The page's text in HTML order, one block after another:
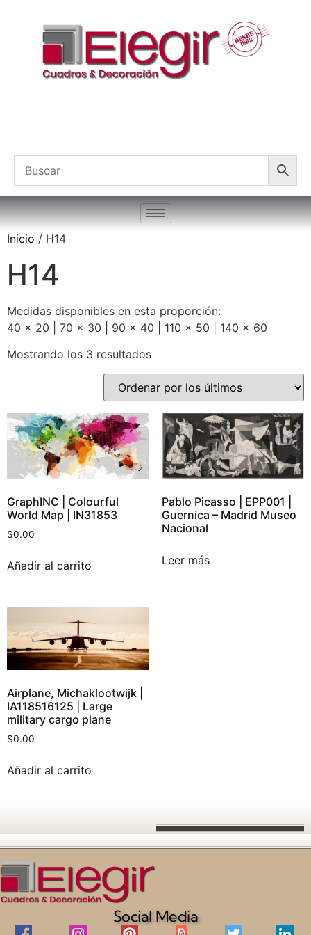
Inicio / H14
H14
Medidas disponibles en esta proporción:
40 x 20 | 70 x 30 | 90 x 40 | 110 x 50 | 140 x 60
Mostrando los 3 resultados
GraphINC | Colourful
World Map | IN31853
$0.00
Añadir al carrito
Pablo Picasso | EPP001 |
Guernica – Madrid Museo
Nacional
Leer más
Airplane, Michaklootwijk |
IA118516125 | Large
military cargo plane
$0.00
Añadir al carrito
Social Media